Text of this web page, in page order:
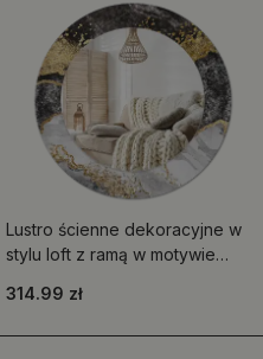
Lustro ścienne dekoracyjne w
stylu loft z ramą w motywie
okrągłej
314.99 zł